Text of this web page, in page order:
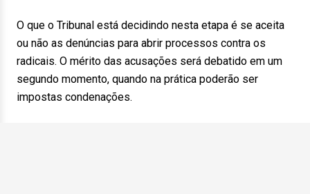
O que o Tribunal está decidindo nesta etapa é se aceita
ou não as denúncias para abrir processos contra os
radicais. O mérito das acusações será debatido em um
segundo momento, quando na prática poderão ser
impostas condenações.